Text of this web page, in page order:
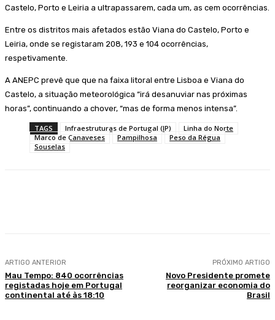
Castelo, Porto e Leiria a ultrapassarem, cada um, as cem ocorrências.
Entre os distritos mais afetados estão Viana do Castelo, Porto e
Leiria, onde se registaram 208, 193 e 104 ocorrências,
respetivamente.
A ANEPC prevê que que na faixa litoral entre Lisboa e Viana do
Castelo, a situação meteorológica “irá desanuviar nas próximas
horas”, continuando a chover, “mas de forma menos intensa”.
TAGS Infraestruturas de Portugal (IP)
Linha do Norte
Marco de Canaveses
Pampilhosa
Peso da Régua
Souselas
ARTIGO ANTERIOR
Mau Tempo: 840 ocorrências
registadas hoje em Portugal
continental até às 18:10
PRÓXIMO ARTIGO
Novo Presidente promete
reorganizar economia do
Brasil